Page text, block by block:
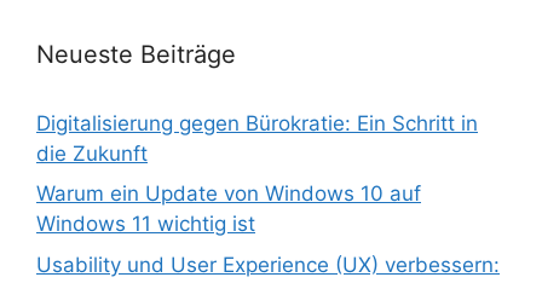
Neueste Beiträge
Digitalisierung gegen Bürokratie: Ein Schritt in
die Zukunft
Warum ein Update von Windows 10 auf
Windows 11 wichtig ist
Usability und User Experience (UX) verbessern: